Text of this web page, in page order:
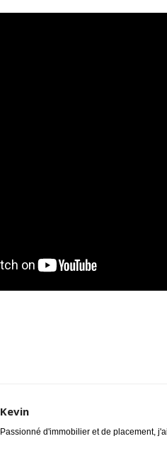
Kevin
Passionné d'immobilier et de placement,